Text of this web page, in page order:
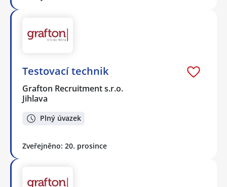
Testovací technik
Grafton Recruitment s.r.o.
Jihlava
Plný úvazek
Zveřejněno: 20. prosince